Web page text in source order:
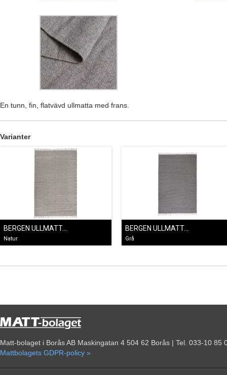
En tunn, fin, flatvävd ullmatta med frans.
Varianter
BERGEN ULLMATTA NATUR
Natur
BERGEN ULLMATTA GRÅ
Grå
Matt-bolaget i Borås AB Maskingatan 4 504 62 Borås | Tel. 033-10
Mattbolagets GDPR-policy »